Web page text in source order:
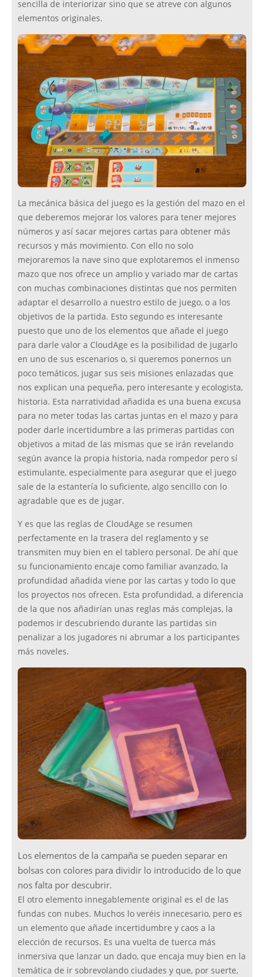
sencilla de interiorizar sino que se atreve con algunos
elementos originales.
La mecánica básica del juego es la gestión del mazo en el
que deberemos mejorar los valores para tener mejores
números y así sacar mejores cartas para obtener más
recursos y más movimiento. Con ello no solo
mejoraremos la nave sino que explotaremos el inmenso
mazo que nos ofrece un amplio y variado mar de cartas
con muchas combinaciones distintas que nos permiten
adaptar el desarrollo a nuestro estilo de juego, o a los
objetivos de la partida. Esto segundo es interesante
puesto que uno de los elementos que añade el juego
para darle valor a CloudAge es la posibilidad de jugarlo
en uno de sus escenarios o, si queremos ponernos un
poco temáticos, jugar sus seis misiones enlazadas que
nos explican una pequeña, pero interesante y ecologista,
historia. Esta narratividad añadida es una buena excusa
para no meter todas las cartas juntas en el mazo y para
poder darle incertidumbre a las primeras partidas con
objetivos a mitad de las mismas que se irán revelando
según avance la propia historia, nada rompedor pero sí
estimulante, especialmente para asegurar que el juego
sale de la estantería lo suficiente, algo sencillo con lo
agradable que es de jugar.
Y es que las reglas de CloudAge se resumen
perfectamente en la trasera del reglamento y se
transmiten muy bien en el tablero personal. De ahí que
su funcionamiento encaje como familiar avanzado, la
profundidad añadida viene por las cartas y todo lo que
los proyectos nos ofrecen. Esta profundidad, a diferencia
de la que nos añadirían unas reglas más complejas, la
podemos ir descubriendo durante las partidas sin
penalizar a los jugadores ni abrumar a los participantes
más noveles.
Los elementos de la campaña se pueden separar en
bolsas con colores para dividir lo introducido de lo que
nos falta por descubrir.
El otro elemento innegablemente original es el de las
fundas con nubes. Muchos lo veréis innecesario, pero es
un elemento que añade incertidumbre y caos a la
elección de recursos. Es una vuelta de tuerca más
inmersiva que lanzar un dado, que encaja muy bien en la
temática de ir sobrevolando ciudades y que, por suerte,